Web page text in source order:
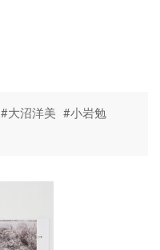
#大沼洋美 #小岩勉